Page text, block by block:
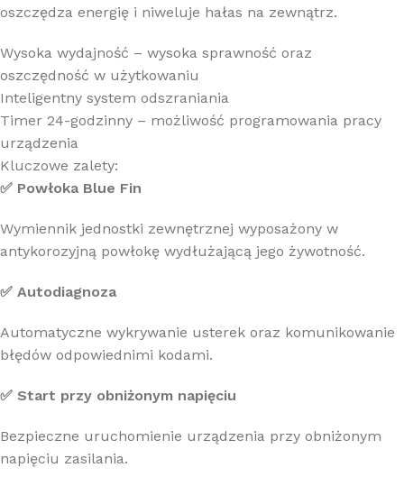
oszczędza energię i niweluje hałas na zewnątrz.
Wysoka wydajność – wysoka sprawność oraz
oszczędność w użytkowaniu
Inteligentny system odszraniania
Timer 24-godzinny – możliwość programowania pracy
urządzenia
Kluczowe zalety:
✅ Powłoka Blue Fin
Wymiennik jednostki zewnętrznej wyposażony w
antykorozyjną powłokę wydłużającą jego żywotność.
✅ Autodiagnoza
Automatyczne wykrywanie usterek oraz komunikowanie
błędów odpowiednimi kodami.
✅ Start przy obniżonym napięciu
Bezpieczne uruchomienie urządzenia przy obniżonym
napięciu zasilania.